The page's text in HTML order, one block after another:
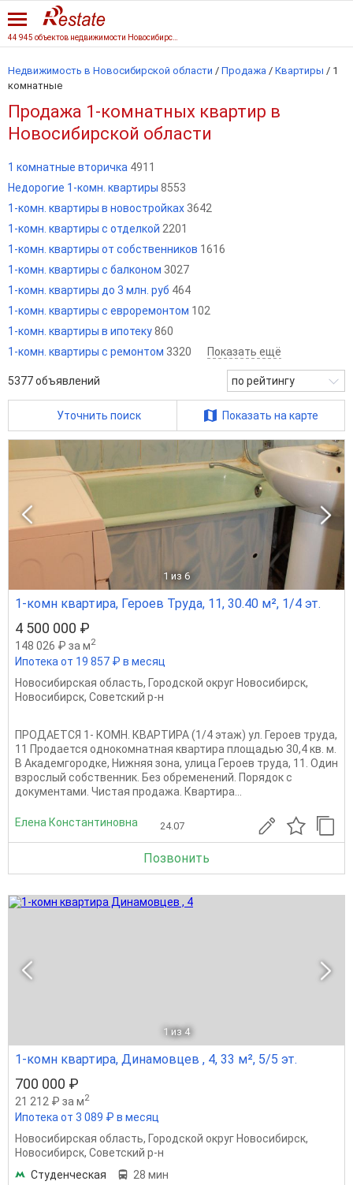
Недвижимость в Новосибирской области / Продажа / Квартиры / 1
комнатные
Продажа 1-комнатных квартир в
Новосибирской области
1 комнатные вторичка 4911
Недорогие 1-комн. квартиры 8553
1-комн. квартиры в новостройках 3642
1-комн. квартиры с отделкой 2201
1-комн. квартиры от собственников 1616
1-комн. квартиры с балконом 3027
1-комн. квартиры до 3 млн. руб 464
1-комн. квартиры с евроремонтом 102
1-комн. квартиры в ипотеку860
1-комн. квартиры с ремонтом 3320 Показать ещё
5377объявлений по рейтингу
Уточнить поиск Показать на карте
1 из 6
1-комн квартира, Героев Труда, 11, 30.40 м², 1/4 эт.
4 500 000 ₽
148 026 ₽ за м2
Ипотека от 19 857 ₽ в месяц
Новосибирская область, Городской округ Новосибирск,
Новосибирск, Советский р-н
ПРОДАЕТСЯ 1- КОМН. КВАРТИРА (1/4 этаж) ул. Героев труда,
11 Продается однокомнатная квартира площадью 30,4 кв. м.
В Академгородке, Нижняя зона, улица Героев труда, 11. Один
взрослый собственник. Без обременений. Порядок с
документами. Чистая продажа. Квартира...
Елена Константиновна 24.07
Позвонить
1 из 4
1-комн квартира, Динамовцев , 4, 33 м², 5/5 эт.
700 000 ₽
21 212 ₽ за м2
Ипотека от 3 089 ₽ в месяц
Новосибирская область, Городской округ Новосибирск,
Новосибирск, Советский р-н
Студенческая
28 мин